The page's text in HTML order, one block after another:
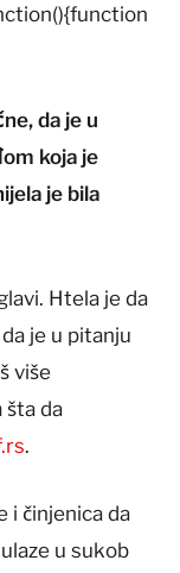
da je u
koja je
je bila
Htela je da
je u pitanju
više
šta da
.
i činjenica da
u sukob